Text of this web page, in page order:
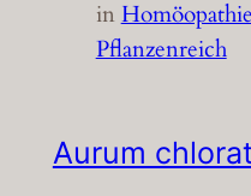
inHomöopathie
Pflanzenreich
Aurum